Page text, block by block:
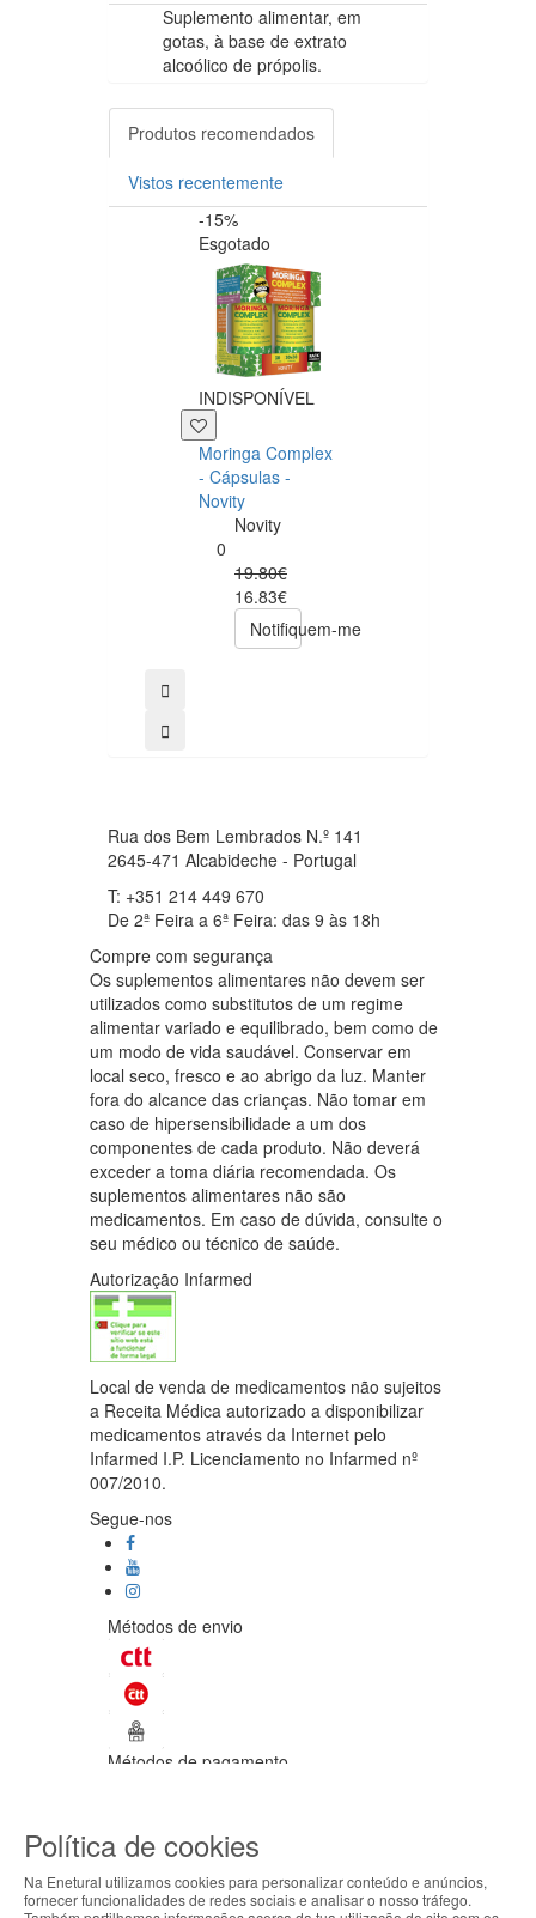
Suplemento alimentar, em
gotas, à base de extrato
alcoólico de própolis.
Produtos recomendados
Vistos recentemente
-15%
Esgotado
INDISPONÍVEL
Moringa Complex
- Cápsulas -
Novity
Novity
0
19.80€
16.83€
Notifiquem-me
Rua dos Bem Lembrados N.º 141
2645-471 Alcabideche - Portugal
T: +351 214 449 670
De 2ª Feira a 6ª Feira: das 9 às 18h
Compre com segurança
Os suplementos alimentares não devem ser
utilizados como substitutos de um regime
alimentar variado e equilibrado, bem como de
um modo de vida saudável. Conservar em
local seco, fresco e ao abrigo da luz. Manter
fora do alcance das crianças. Não tomar em
caso de hipersensibilidade a um dos
componentes de cada produto. Não deverá
exceder a toma diária recomendada. Os
suplementos alimentares não são
medicamentos. Em caso de dúvida, consulte o
seu médico ou técnico de saúde.
Autorização Infarmed
Local de venda de medicamentos não sujeitos
a Receita Médica autorizado a disponibilizar
medicamentos através da Internet pelo
Infarmed I.P. Licenciamento no Infarmed nº
007/2010.
Segue-nos
Métodos de envio
Métodos de pagamento
Todos os direitos reservados / Salvo
apresentadas são válidas até ao dia 07-
Política de cookies
Na Enetural utilizamos cookies para personalizar conteúdo e anúncios,
fornecer funcionalidades de redes sociais e analisar o nosso tráfego.